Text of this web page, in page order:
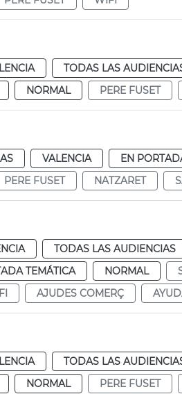
TODAS LAS
NORMAL PERE FUSET
VALENCIA
EN
PERE FUSET NATZARET
TODAS LAS AUDIENCIAS
TEMÁTICA NORMAL
AJUDES COMERÇ
TODAS LAS
NORMAL PERE FUSET